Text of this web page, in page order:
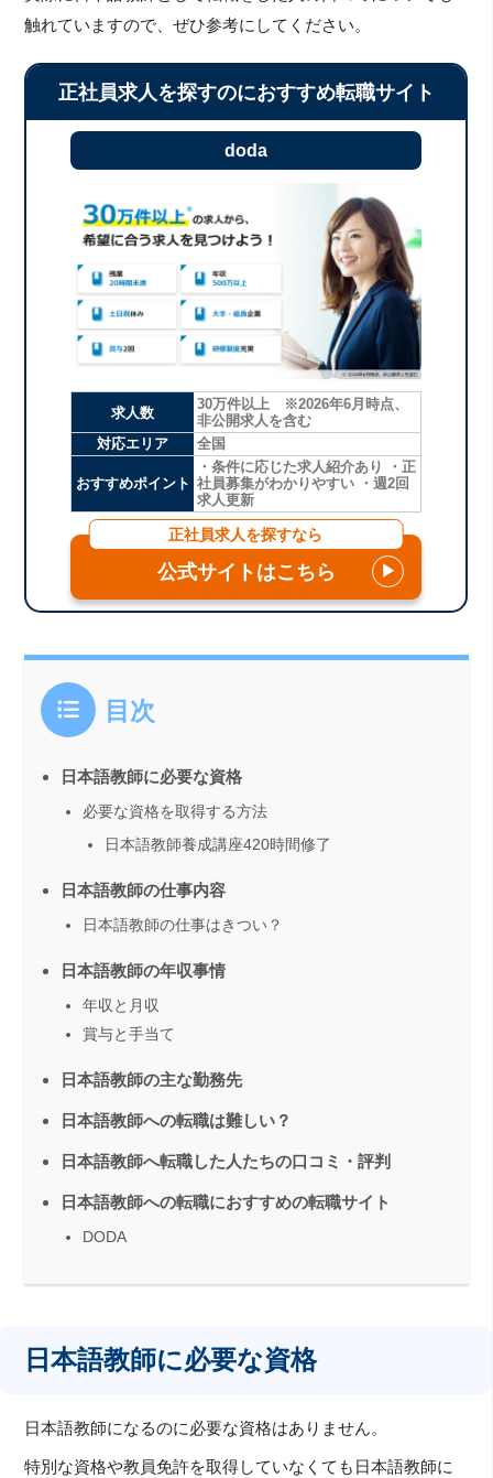
触れていますので、ぜひ参考にしてください。
正社員求人を探すのにおすすめ転職サイト
doda
求人数
30万件以上 ※2026年6月時点、
非公開求人を含む
対応エリア
全国
おすすめポイント
・条件に応じた求人紹介あり ・正
社員募集がわかりやすい ・週2回
求人更新
正社員求人を探すなら
公式サイトはこちら ▶
目次
日本語教師に必要な資格
必要な資格を取得する方法
日本語教師養成講座420時間修了
日本語教師の仕事内容
日本語教師の仕事はきつい？
日本語教師の年収事情
年収と月収
賞与と手当て
日本語教師の主な勤務先
日本語教師への転職は難しい？
日本語教師へ転職した人たちの口コミ・評判
日本語教師への転職におすすめの転職サイト
DODA
日本語教師に必要な資格
日本語教師になるのに必要な資格はありません。
特別な資格や教員免許を取得していなくても日本語教師に